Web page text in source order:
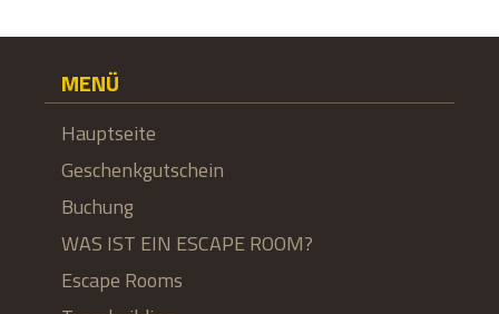
MENÜ
Hauptseite
Geschenkgutschein
Buchung
WAS IST EIN ESCAPE ROOM?
Escape Rooms